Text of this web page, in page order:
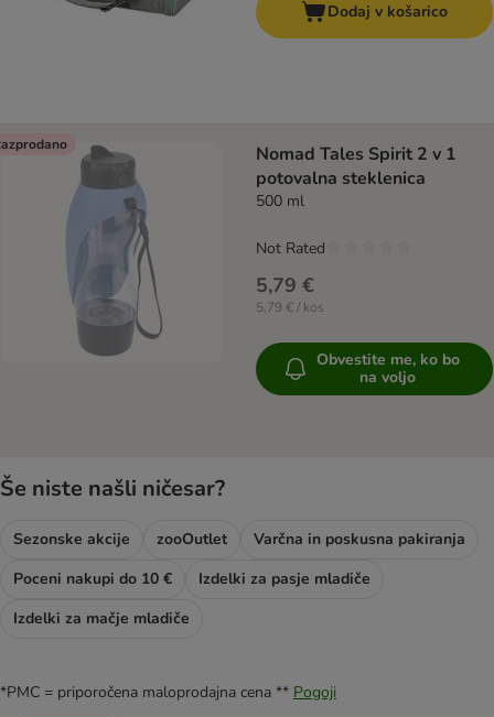
Dodaj v košarico
Nomad Tales Spirit 2 v 1
potovalna steklenica
500 ml
5,79 €
5,79 € / kos
Not Rated
Obvestite me, ko bo
na voljo
Še niste našli ničesar?
Sezonske akcije zooOutlet
Varčna in poskusna pakiranja
Poceni nakupi do 10 €
Izdelki za pasje mladiče
Izdelki za mačje mladiče
*PMC = priporočena maloprodajna cena ** Pogoji